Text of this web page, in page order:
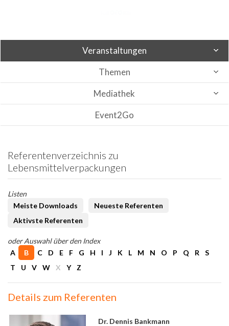
Veranstaltungen
Themen
Mediathek
Event2Go
Referentenverzeichnis zu
Lebensmittelverpackungen
Listen
Meiste Downloads
Neueste Referenten
Aktivste Referenten
oder Auswahl über den Index
A
B C D E F G H I J K L M N O P Q R
S
T
U V W X Y Z
Details zum Referenten
Dr. Dennis Bankmann